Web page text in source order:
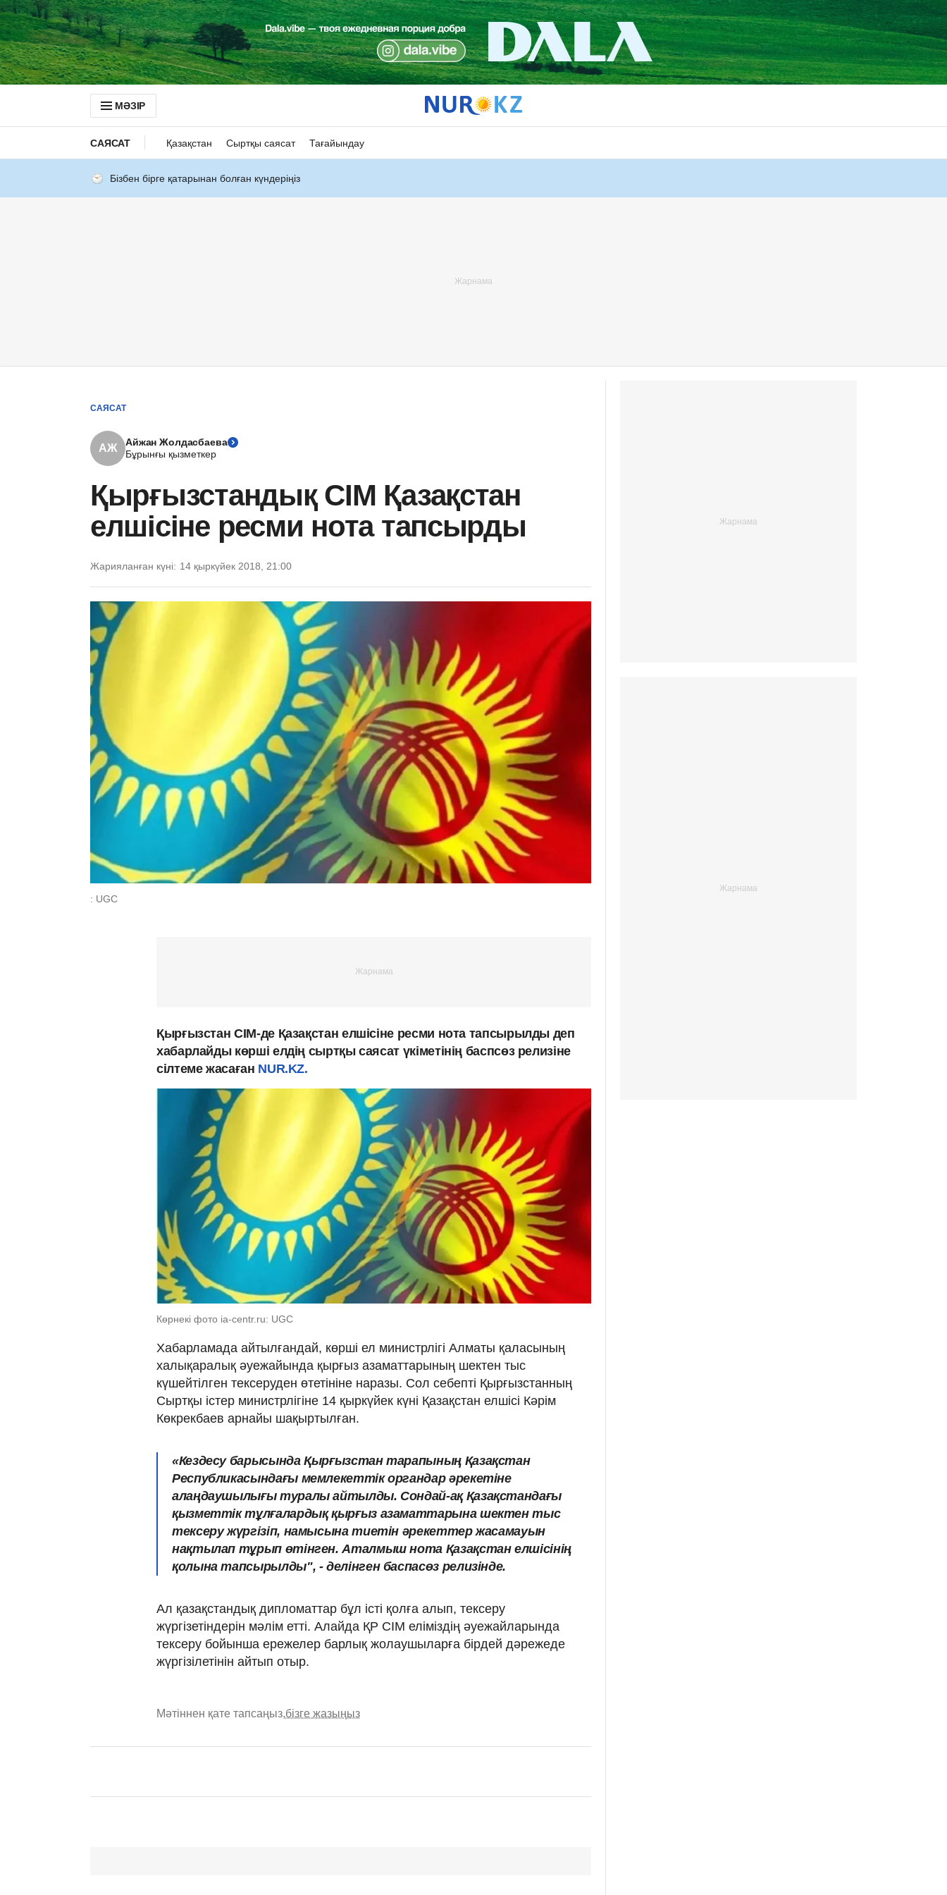
МӘЗІР
САЯСАТ Қазақстан Сыртқы саясат Тағайындау
Бізбен бірге қатарынан болған күндеріңіз
САЯСАТ
АЖ
Айжан Жолдасбаева
Бұрынғы қызметкер
Қырғызстандық СІМ Қазақстан
елшісіне ресми нота тапсырды
Жарияланған күні: 14 қыркүйек 2018, 21:00
: UGC
Қырғызстан СІМ-де Қазақстан елшісіне ресми нота тапсырылды деп
хабарлайды көрші елдің сыртқы саясат үкіметінің баспсөз релизіне
сілтеме жасаған NUR.KZ.
Көрнекі фото ia-centr.ru: UGC
Хабарламада айтылғандай, көрші ел министрлігі Алматы қаласының
халықаралық әуежайында қырғыз азаматтарының шектен тыс
күшейтілген тексеруден өтетініне наразы. Сол себепті Қырғызстанның
Сыртқы істер министрлігіне 14 қыркүйек күні Қазақстан елшісі Кәрім
Көкрекбаев арнайы шақыртылған.
«Кездесу барысында Қырғызстан тарапының Қазақстан
Республикасындағы мемлекеттік органдар әрекетіне
алаңдаушылығы туралы айтылды. Сондай-ақ Қазақстандағы
қызметтік тұлғалардық қырғыз азаматтарына шектен тыс
тексеру жүргізіп, намысына тиетін әрекеттер жасамауын
нақтылап тұрып өтінген. Аталмыш нота Қазақстан елшісінің
қолына тапсырылды", - делінген баспасөз релизінде.
Ал қазақстандық дипломаттар бұл істі қолға алып, тексеру
жүргізетіндерін мәлім етті. Алайда ҚР СІМ еліміздің әуежайларында
тексеру бойынша ережелер барлық жолаушыларға бірдей дәрежеде
жүргізілетінін айтып отыр.
Мәтіннен қате тапсаңыз,бізге жазыңыз